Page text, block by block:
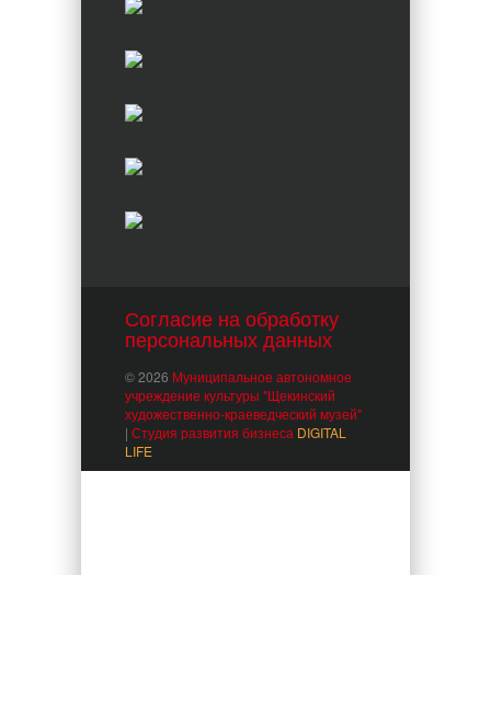
Согласие на обработку
персональных данных
© 2026 Муниципальное автономное
учреждение культуры "Щекинский
художественно-краеведческий музей"
| Студия развития бизнеса DIGITAL
LIFE